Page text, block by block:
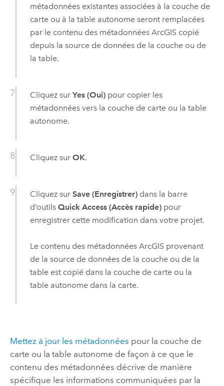
métadonnées existantes associées à la couche de
carte ou à la table autonome seront remplacées
par le contenu des métadonnées ArcGIS copié
depuis la source de données de la couche ou de
la table.
Cliquez sur Yes (Oui)pour copier les
métadonnées vers la couche de carte ou la table
autonome.
Cliquez sur OK.
Cliquez sur Save (Enregistrer)dans la barre
d’outils Quick Access (Accès rapide)pour
enregistrer cette modification dans votre projet.
Le contenu des métadonnées ArcGIS provenant
de la source de données de la couche ou de la
table est copié dans la couche de carte ou la
table autonome dans la carte.
Mettez à jour les métadonnées pour la couche de
carte ou la table autonome de façon à ce que le
contenu des métadonnées décrive de manière
spécifique les informations communiquées par la